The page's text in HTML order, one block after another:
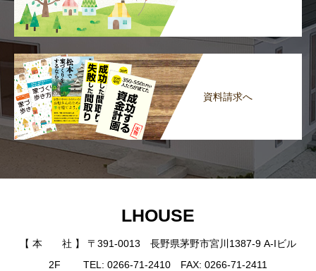
資料請求へ
LHOUSE
【 本 社 】 〒391-0013 長野県茅野市宮川1387-9 A-Iビル
2F TEL: 0266-71-2410 FAX: 0266-71-2411